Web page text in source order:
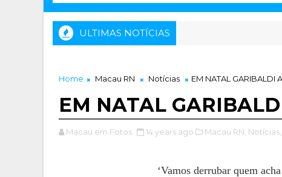
ULTIMAS NOTÍCIAS
Home Macau RN Notícias EM NATAL GARIBALDI
EM NATAL
Macau em Fotos 14 years ago Macau RN, Notícias,
‘Vamos derrubar quem